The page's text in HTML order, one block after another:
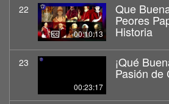
22
00:10:13
Que
Peores
Historia
23
00:23:17
¡Qué
Pasión de